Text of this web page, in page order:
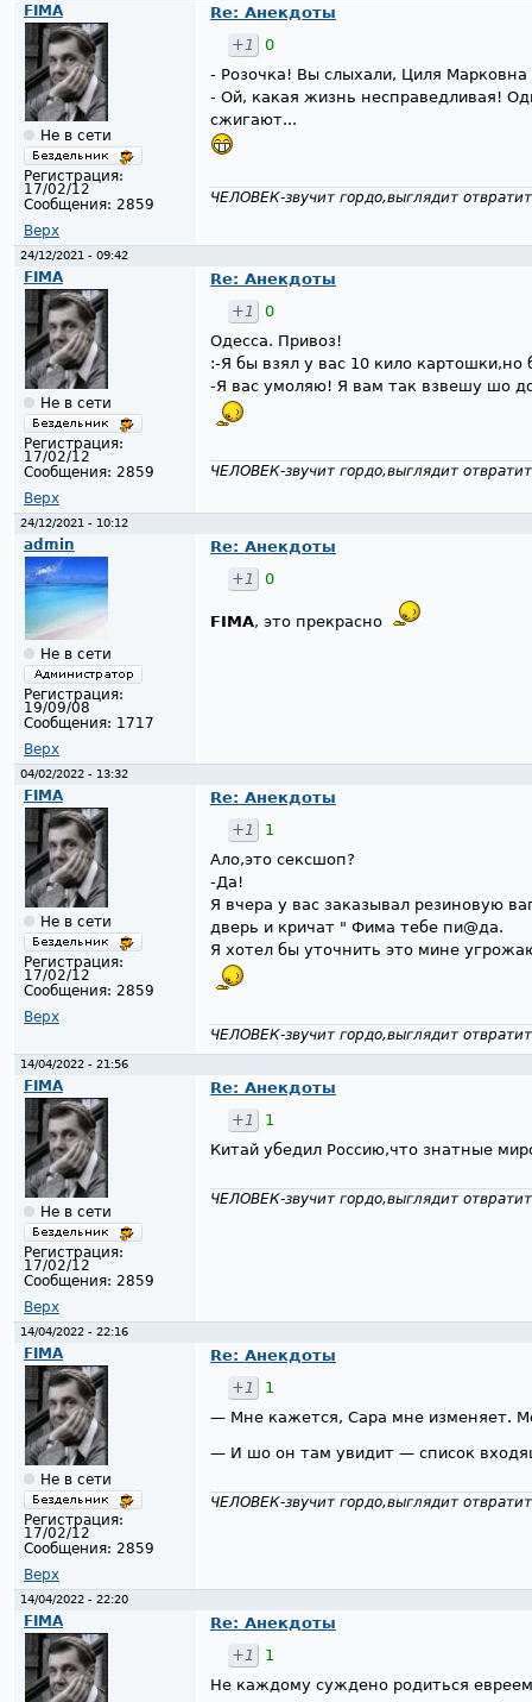
FIMA
Не в сети
Регистрация:
17/02/12
Сообщения: 2859
Верх
Re: Анекдоты
+1
0
- Розочка! Вы слыхали, Циля
- Ой, какая жизнь несправедливая!
сжигают...
ЧЕЛОВЕК-звучит гордо,выглядит
24/12/2021 - 09:42
FIMA
Не в сети
Регистрация:
17/02/12
Сообщения: 2859
Верх
Re: Анекдоты
+1
0
Одесса. Привоз!
:-Я бы взял у вас 10 кило картошки,но
-Я вас умоляю! Я вам так взвешу шо
ЧЕЛОВЕК-звучит гордо,выглядит
24/12/2021 - 10:12
admin
Не в сети
Регистрация:
19/09/08
Сообщения: 1717
Верх
Re: Анекдоты
+1
0
FIMA, это прекрасно
04/02/2022 - 13:32
FIMA
Не в сети
Регистрация:
17/02/12
Сообщения: 2859
Верх
Re: Анекдоты
+1
1
Ало,это сексшоп?
-Да!
Я вчера у вас заказывал резиновую
дверь и кричат " Фима тебе пи@да.
Я хотел бы уточнить это мине
ЧЕЛОВЕК-звучит гордо,выглядит
14/04/2022 - 21:56
FIMA
Не в сети
Регистрация:
17/02/12
Сообщения: 2859
Верх
Re: Анекдоты
+1
1
Китай убедил Россию,что знатные
ЧЕЛОВЕК-звучит гордо,выглядит
14/04/2022 - 22:16
FIMA
Не в сети
Регистрация:
17/02/12
Сообщения: 2859
Верх
Re: Анекдоты
+1
1
— Мне кажется, Сара мне изменяет.
— И шо он там увидит — список
ЧЕЛОВЕК-звучит гордо,выглядит
14/04/2022 - 22:20
FIMA
Re: Анекдоты
+1
1
Не каждому суждено родиться